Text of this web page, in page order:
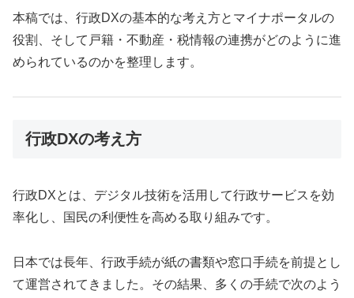
本稿では、行政DXの基本的な考え方とマイナポータルの
役割、そして戸籍・不動産・税情報の連携がどのように進
められているのかを整理します。
行政DXの考え方
行政DXとは、デジタル技術を活用して行政サービスを効
率化し、国民の利便性を高める取り組みです。
日本では長年、行政手続が紙の書類や窓口手続を前提とし
て運営されてきました。その結果、多くの手続で次のよう